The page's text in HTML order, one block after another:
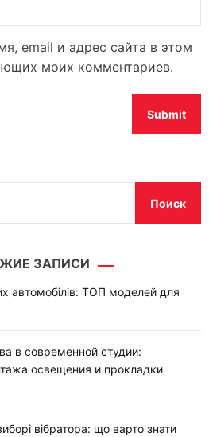
email и адрес сайта в этом
моих комментариев.
ЗАПИСИ
автомобілів: ТОП моделей для
в современной студии:
освещения и прокладки
вібратора: що варто знати